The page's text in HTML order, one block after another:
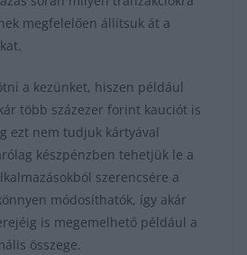
megfelelően állítsuk át a
a kezünket, hiszen például
több százezer forint kauciót is
ezt nem tudjuk kártyával
készpénzben tehetjük le a
szerencsére a
módosíthatók, így akár
is megemelhető például a
összege.